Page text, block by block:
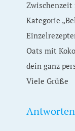
Zwischenzeit
Kategorie
Oats mit
dein ganz
Viele Grüße
Antworten